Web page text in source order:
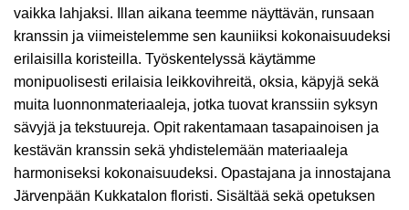
vaikka lahjaksi. Illan aikana teemme näyttävän, runsaan
kranssin ja viimeistelemme sen kauniiksi kokonaisuudeksi
erilaisilla koristeilla. Työskentelyssä käytämme
monipuolisesti erilaisia leikkovihreitä, oksia, käpyjä sekä
muita luonnonmateriaaleja, jotka tuovat kranssiin syksyn
sävyjä ja tekstuureja. Opit rakentamaan tasapainoisen ja
kestävän kranssin sekä yhdistelemään materiaaleja
harmoniseksi kokonaisuudeksi. Opastajana ja innostajana
Järvenpään Kukkatalon floristi. Sisältää sekä opetuksen